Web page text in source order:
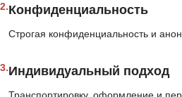
2.Конфиденциальность
Строгая конфиденциальность и
3.Индивидуальный подход